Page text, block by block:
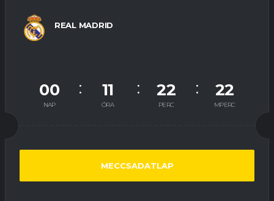
REAL MADRID
00
NAP
11
ÓRA
22
PERC
21
MPERC
MECCSADATLAP